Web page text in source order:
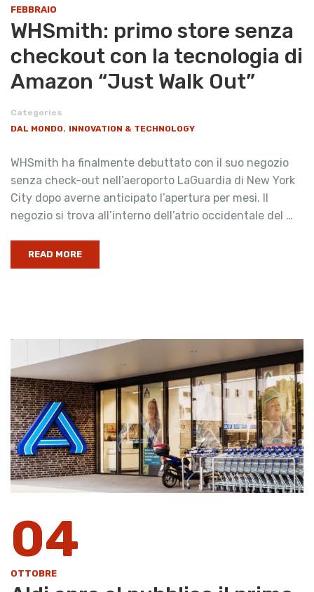
FEBBRAIO
WHSmith: primo store senza
checkout con la tecnologia di
Amazon “Just Walk Out”
Categories
DAL MONDO, INNOVATION & TECHNOLOGY
WHSmith ha finalmente debuttato con il suo negozio
senza check-out nell’aeroporto LaGuardia di New York
City dopo averne anticipato l’apertura per mesi. Il
negozio si trova all’interno dell’atrio occidentale del …
READ MORE
04
OTTOBRE